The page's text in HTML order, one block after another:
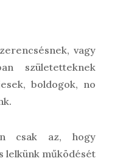
vagy
születetteknek
boldogok, no
csak az, hogy
lelkünk működését